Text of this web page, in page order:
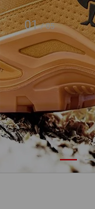
01 / 05